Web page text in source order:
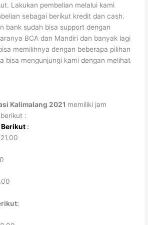
Lakukan pembelian melalui kami
sebagai berikut kredit dan cash.
bank sudah bisa support dengan
BCA dan Mandiri dan banyak lagi
memilihnya dengan beberapa pilihan
bisa mengunjungi kami dengan melihat
Kalimalang 2021 memiliki jam
:
Berikut :